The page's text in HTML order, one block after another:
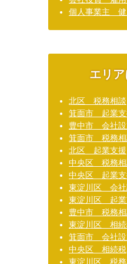
個人事業主 健
エリ
北区 税務相談
箕面市 起業支
豊中市 会社設
箕面市 税務相
北区 起業支援
中央区 税務相
中央区 起業支
東淀川区 会社
東淀川区 起業
豊中市 税務相
東淀川区 相
箕面市 会社設
中央区 相続税
東淀川区 税務